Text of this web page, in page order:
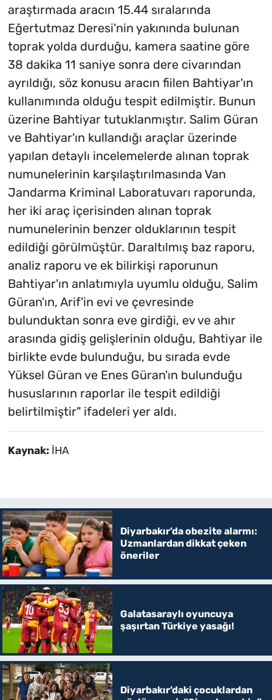
araştırmada aracın 15.44 sıralarında
Eğertutmaz Deresi'nin yakınında bulunan
toprak yolda durduğu, kamera saatine göre
38 dakika 11 saniye sonra dere civarından
ayrıldığı, söz konusu aracın fiilen Bahtiyar'ın
kullanımında olduğu tespit edilmiştir. Bunun
üzerine Bahtiyar tutuklanmıştır. Salim Güran
ve Bahtiyar'ın kullandığı araçlar üzerinde
yapılan detaylı incelemelerde alınan toprak
numunelerinin karşılaştırılmasında Van
Jandarma Kriminal Laboratuvarı raporunda,
her iki araç içerisinden alınan toprak
numunelerinin benzer olduklarının tespit
edildiği görülmüştür. Daraltılmış baz raporu,
analiz raporu ve ek bilirkişi raporunun
Bahtiyar'ın anlatımıyla uyumlu olduğu, Salim
Güran'ın, Arif'in evi ve çevresinde
bulunduktan sonra eve girdiği, ev ve ahır
arasında gidiş gelişlerinin olduğu, Bahtiyar ile
birlikte evde bulunduğu, bu sırada evde
Yüksel Güran ve Enes Güran'ın bulunduğu
hususlarının raporlar ile tespit edildiği
belirtilmiştir" ifadeleri yer aldı.
Kaynak: İHA
Diyarbakır’da obezite alarmı:
Uzmanlardan dikkat çeken
öneriler
Galatasaraylı oyuncuya
şaşırtan Türkiye yasağı!
Diyarbakır’daki çocuklardan